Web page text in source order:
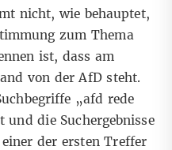
nicht, wie behauptet,
zum Thema
ist, dass am
von der AfD steht.
„afd rede
und die Suchergebnisse
der ersten Treffer